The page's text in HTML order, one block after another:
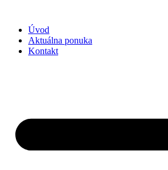
obsah
Úvod
Aktuálna ponuka
Kontakt